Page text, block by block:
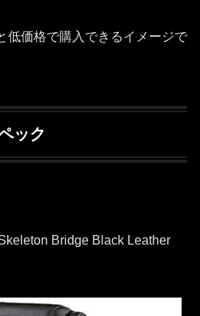
低価格で購入できるイメージで
ック
Bridge Black Leather